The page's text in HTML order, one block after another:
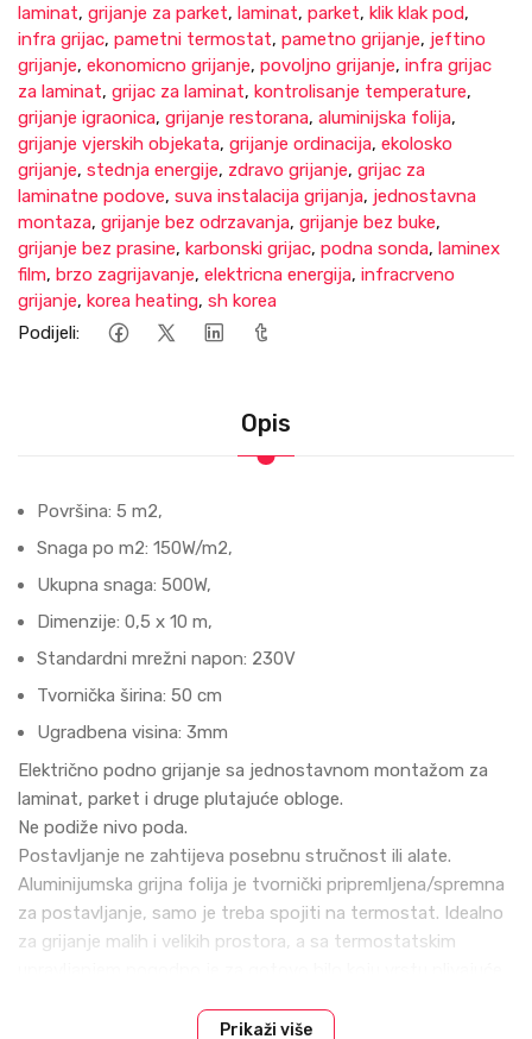
laminat, grijanje za parket, laminat, parket, klik klak pod,
infra grijac, pametni termostat, pametno grijanje, jeftino
grijanje, ekonomicno grijanje, povoljno grijanje, infra grijac
za laminat, grijac za laminat, kontrolisanje temperature,
grijanje igraonica, grijanje restorana, aluminijska folija,
grijanje vjerskih objekata, grijanje ordinacija, ekolosko
grijanje, stednja energije, zdravo grijanje, grijac za
laminatne podove, suva instalacija grijanja, jednostavna
montaza, grijanje bez odrzavanja, grijanje bez buke,
grijanje bez prasine, karbonski grijac, podna sonda, laminex
film, brzo zagrijavanje, elektricna energija, infracrveno
grijanje, korea heating, sh korea
Podijeli:
Opis
Površina: 5 m2,
Snaga po m2: 150W/m2,
Ukupna snaga: 500W,
Dimenzije: 0,5 x 10 m,
Standardni mrežni napon: 230V
Tvornička širina: 50 cm
Ugradbena visina: 3mm
Električno podno grijanje sa jednostavnom montažom za
laminat, parket i druge plutajuće obloge.
Ne podiže nivo poda.
Postavljanje ne zahtijeva posebnu stručnost ili alate.
Aluminijumska grijna folija je tvornički pripremljena/spremna
za postavljanje, samo je treba spojiti na termostat. Idealno
za grijanje malih i velikih prostora, a sa termostatskim
Šta nazivamo plivajućom podnom oblogom? Vrstu završne
Prikaži više